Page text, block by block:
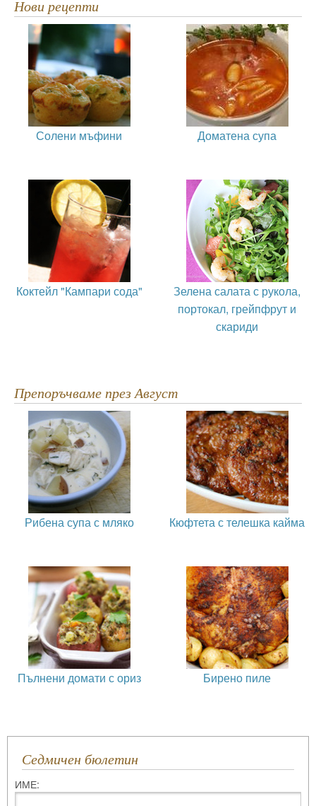
Нови рецепти
Солени мъфини Доматена супа
Коктейл "Кампари сода"
Зелена салата с рукола,
портокал, грейпфрут и
скариди
Препоръчваме през Август
Рибена супа с мляко Кюфтета с телешка кайма
Пълнени домати с ориз Бирено пиле
Седмичен бюлетин
ИМЕ: